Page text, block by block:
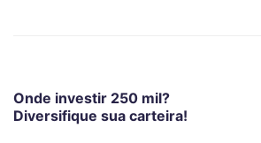
Onde investir 250 mil?
Diversifique sua carteira!